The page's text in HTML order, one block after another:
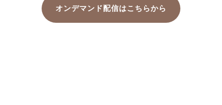
オンデマンド配信はこちらから